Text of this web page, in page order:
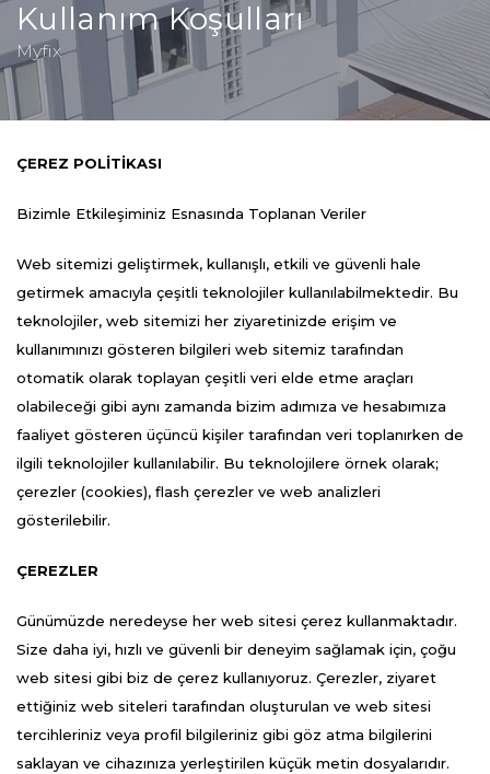
Kullanım Koşulları
Myfix
ÇEREZ POLİTİKASI
Bizimle Etkileşiminiz Esnasında Toplanan Veriler
Web sitemizi geliştirmek, kullanışlı, etkili ve güvenli hale
getirmek amacıyla çeşitli teknolojiler kullanılabilmektedir. Bu
teknolojiler, web sitemizi her ziyaretinizde erişim ve
kullanımınızı gösteren bilgileri web sitemiz tarafından
otomatik olarak toplayan çeşitli veri elde etme araçları
olabileceği gibi aynı zamanda bizim adımıza ve hesabımıza
faaliyet gösteren üçüncü kişiler tarafından veri toplanırken de
ilgili teknolojiler kullanılabilir. Bu teknolojilere örnek olarak;
çerezler (cookies), flash çerezler ve web analizleri
gösterilebilir.
ÇEREZLER
Günümüzde neredeyse her web sitesi çerez kullanmaktadır.
Size daha iyi, hızlı ve güvenli bir deneyim sağlamak için, çoğu
web sitesi gibi biz de çerez kullanıyoruz. Çerezler, ziyaret
ettiğiniz web siteleri tarafından oluşturulan ve web sitesi
tercihleriniz veya profil bilgileriniz gibi göz atma bilgilerini
saklayan ve cihazınıza yerleştirilen küçük metin dosyalarıdır.